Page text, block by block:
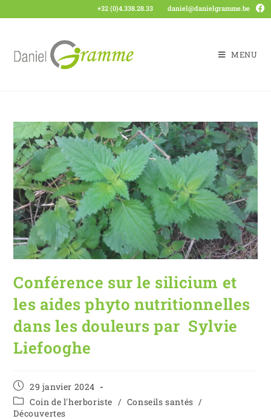
+32 (0)4.338.28.33 daniel@danielgramme.be
MENU
Conférence sur le silicium et
les aides phyto nutritionnelles
dans les douleurs par Sylvie
Liefooghe
29 janvier 2024
Coin de l'herboriste / Conseils santés /
Découvertes